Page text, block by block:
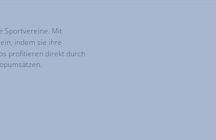
Sportvereine. Mit
indem sie ihre
profitieren direkt durch